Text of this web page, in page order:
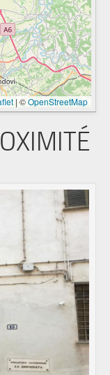
|©OpenStreetMap